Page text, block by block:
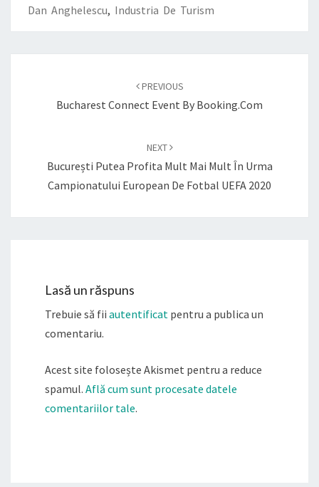
Dan Anghelescu, Industria De Turism
PREVIOUS
Bucharest Connect Event By Booking.com
NEXT
București Putea Profita Mult Mai Mult În Urma
Campionatului European De Fotbal UEFA 2020
Lasă un răspuns
Trebuie să fii autentificat pentru a publica un
comentariu.
Acest site folosește Akismet pentru a reduce
spamul. Află cum sunt procesate datele
comentariilor tale.